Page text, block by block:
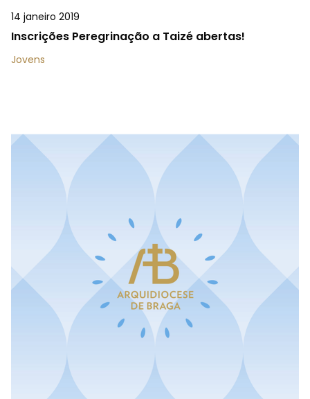
14 janeiro 2019
Inscrições Peregrinação a Taizé abertas!
Jovens